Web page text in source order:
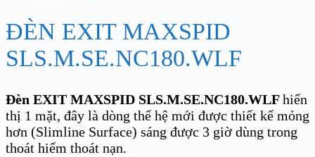
ĐÈN EXIT MAXSPID
SLS.M.SE.NC180.WLF
Đèn EXIT MAXSPID SLS.M.SE.NC180.WLFhiển
thị 1 mặt, đây là dòng thế hệ mới được thiết kế mỏng
hơn (Slimline Surface) sáng được 3 giờ dùng trong
thoát hiểm thoát nạn.